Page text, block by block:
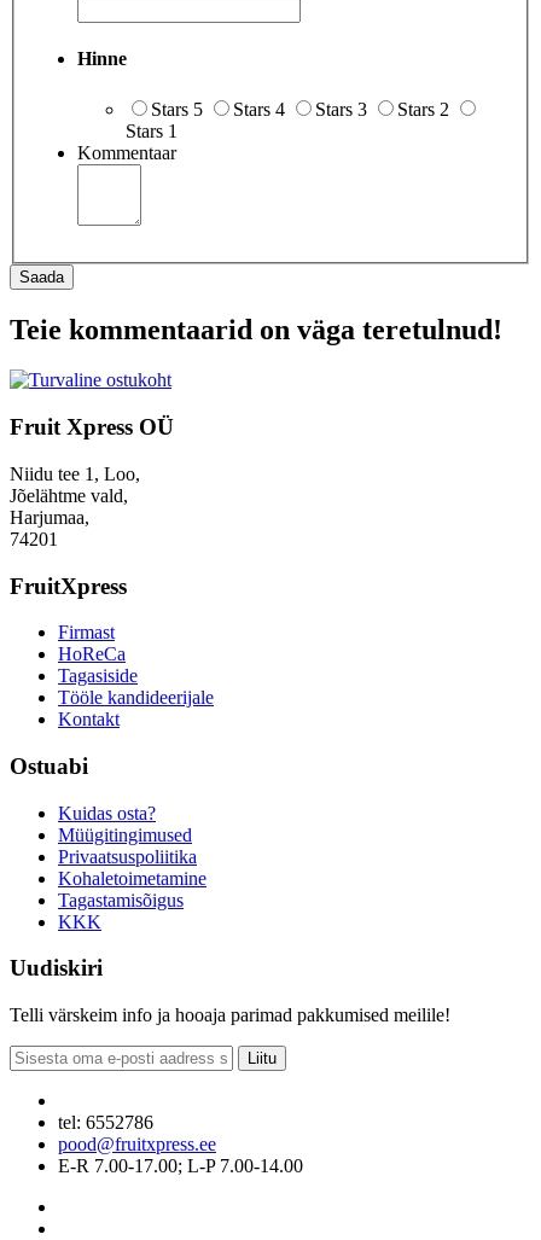
Hinne
Stars 5 Stars 4 Stars 3
Stars 2
Stars 1
Kommentaar
Saada
Teie kommentaarid on väga teretulnud!
Fruit Xpress OÜ
Niidu tee 1, Loo,
Jõelähtme vald,
Harjumaa,
74201
FruitXpress
Firmast
HoReCa
Tagasiside
Tööle kandideerijale
Kontakt
Ostuabi
Kuidas osta?
Müügitingimused
Privaatsuspoliitika
Kohaletoimetamine
Tagastamisõigus
KKK
Uudiskiri
Telli värskeim info ja hooaja parimad pakkumised meilile!
Liitu
tel: 6552786
pood@fruitxpress.ee
E-R 7.00-17.00; L-P 7.00-14.00